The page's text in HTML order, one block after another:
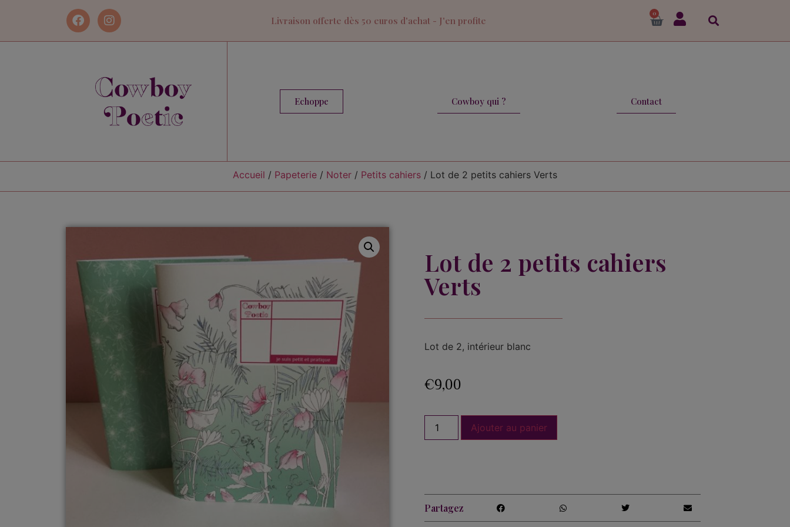
Livraison offerte dès 50 euros d'achat - J'en profite
0
Echoppe Cowboy qui ? Contact
Accueil / Papeterie / Noter / Petits cahiers / Lot de 2 petits cahiers Verts
Lot de 2 petits cahiers
Verts
Lot de 2, intérieur blanc
€9,00
Ajouter au panier
Partagez